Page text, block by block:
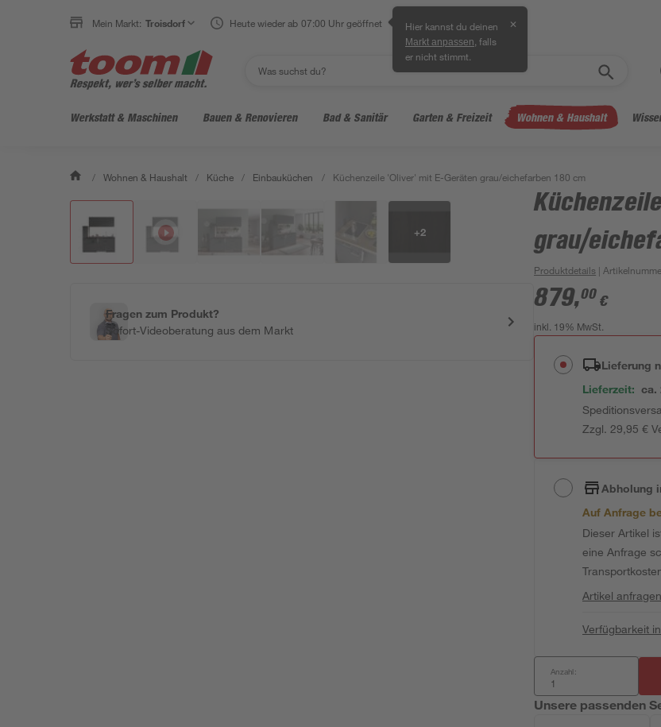
Mein Markt: Troisdorf Heute wieder ab 07:00 Uhr geöffnet Hier kannst du deinen
Markt anpassen , falls
er nicht stimmt.
✕
Werkstatt & Maschinen Bauen & Renovieren Bad & Sanitär Garten & Freizeit Wohnen & Haushalt
/ Wohnen & Haushalt / Küche / Einbauküchen / Küchenzeile 'Oliver' mit E-Geräten grau/eichefarben 180 cm
+2
Fragen zum Produkt?
Sofort-Videoberatung aus dem Markt
grau/
Produktdetails |
879,00 €
inkl. 19% MwSt.
Lieferung
Lieferzeit: ca.
Zzgl. 29,95 €
Abholung
Auf Anfrage
Dieser Artikel
eine Anfrage
Artikel anfragen
Verfügbarkeit
Anzahl:
Unsere passenden